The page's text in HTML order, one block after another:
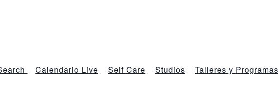
Calendario Live Self Care Studios Talleres y Programas